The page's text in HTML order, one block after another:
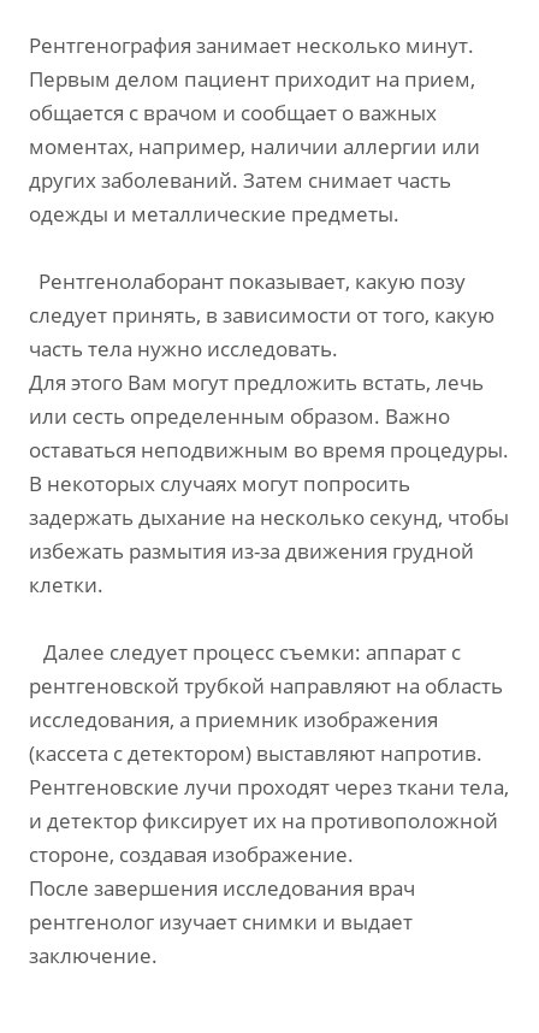
Рентгенография занимает несколько минут.
Первым делом пациент приходит на прием,
общается с врачом и сообщает о важных
моментах, например, наличии аллергии или
других заболеваний. Затем снимает часть
одежды и металлические предметы.
Рентгенолаборант показывает, какую позу
следует принять, в зависимости от того, какую
часть тела нужно исследовать.
Для этого Вам могут предложить встать, лечь
или сесть определенным образом. Важно
оставаться неподвижным во время процедуры.
В некоторых случаях могут попросить
задержать дыхание на несколько секунд, чтобы
избежать размытия из-за движения грудной
клетки.
Далее следует процесс съемки: аппарат с
рентгеновской трубкой направляют на область
исследования, а приемник изображения
(кассета с детектором) выставляют напротив.
Рентгеновские лучи проходят через ткани тела,
и детектор фиксирует их на противоположной
стороне, создавая изображение.
После завершения исследования врач
рентгенолог изучает снимки и выдает
заключение.